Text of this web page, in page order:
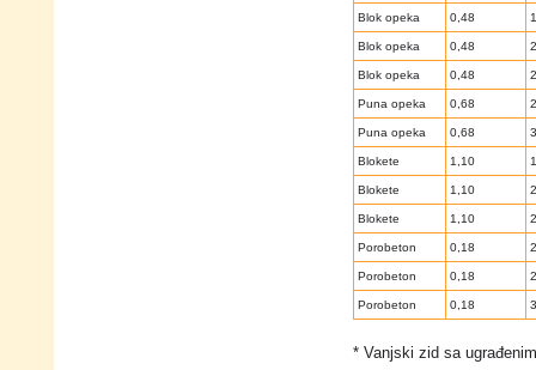
Blok opeka 0,48
Blok opeka 0,48
Blok opeka 0,48
Puna opeka 0,68
Puna opeka 0,68
Blokete 1,10
Blokete 1,10
Blokete 1,10
Porobeton 0,18
Porobeton 0,18
Porobeton 0,18
* Vanjski zid sa